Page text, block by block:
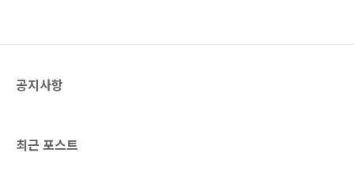
한 시간은 저녁7시 까지로 아직 해가 떠있지만 7
을 데리고 가기에 너무도 좋은..
공지사항
최근 포스트